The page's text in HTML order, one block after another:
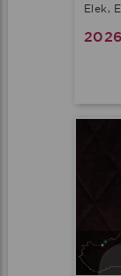
Elek,